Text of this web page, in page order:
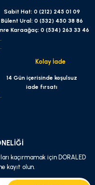
Sabit Hat: 0 (212) 245 01 09
Bülent Ural: 0 (532) 450 38 86
Karaağaç: 0 (534) 263 33 46
Kolay İade
14 Gün içerisinde koşulsuz
iade fırsatı
kaçırmamak için DORALED
kayıt olun.